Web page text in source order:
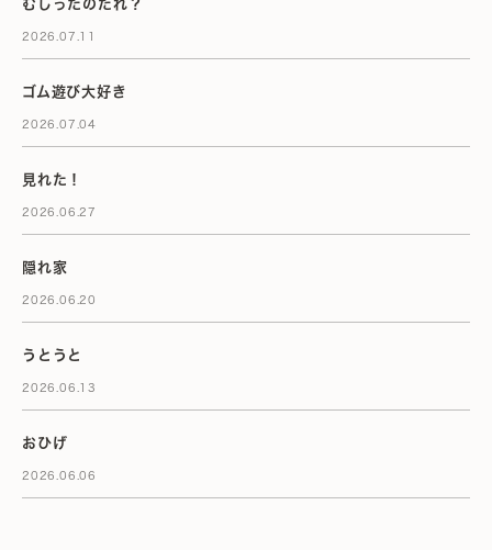
むしったのだれ？
2026.07.11
ゴム遊び大好き
2026.07.04
見れた！
2026.06.27
隠れ家
2026.06.20
うとうと
2026.06.13
おひげ
2026.06.06